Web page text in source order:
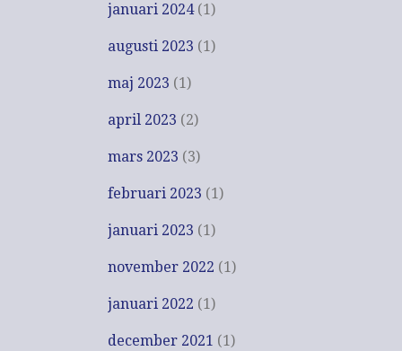
januari 2024(1)
augusti 2023 (1)
maj 2023 (1)
april 2023 (2)
mars 2023 (3)
februari 2023 (1)
januari 2023 (1)
november 2022 (1)
januari 2022 (1)
december 2021 (1)